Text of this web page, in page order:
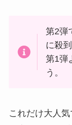
第2弾
に殺
第1弾
う。
これだけ大人